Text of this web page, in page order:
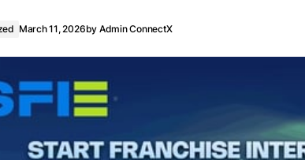
March 11, 2026by Admin ConnectX